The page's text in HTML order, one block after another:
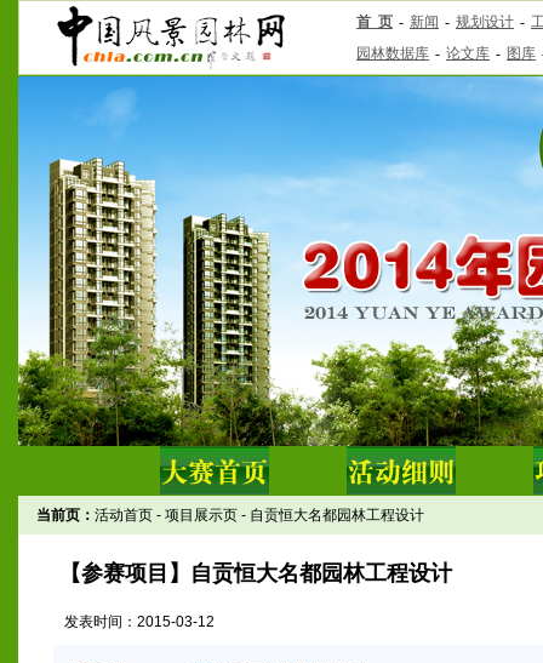
当前页： 活动首页 - 项目展示页 - 自贡恒大名都园林工程设计
【参赛项目】自贡恒大名都园林工程设计
发表时间： 2015-03-12